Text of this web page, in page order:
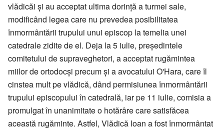
vlădicăi și au acceptat ultima dorință a turmei sale,
modificând legea care nu prevedea posibilitatea
înmormântării trupului unui episcop la temelia unei
catedrale zidite de el. Deja la 5 iulie, președintele
comitetului de supraveghetori, a acceptat rugămintea
miilor de ortodocși precum și a avocatului O'Hara, care îl
cinstea mult pe vlădică, dând permisiunea înmormântării
trupului episcopului în catedrală, iar pe 11 iulie, comisia a
promulgat în unanimitate o hotărâre care satisfăcea
această rugăminte. Astfel, Vlădică Ioan a fost înmormântat